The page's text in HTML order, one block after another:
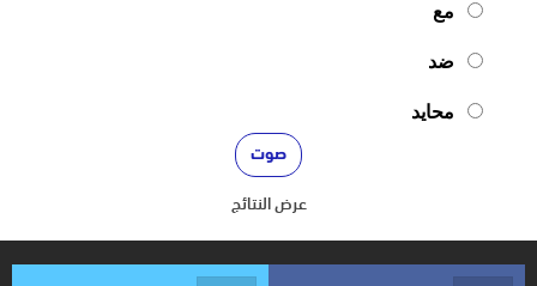
مع
ضد
محايد
عرض النتائج